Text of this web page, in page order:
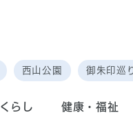
西山公園 御朱印巡
くらし 健康・福祉